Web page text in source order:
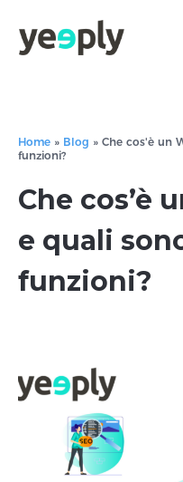
Home » Blog » Che cos'è un
funzioni?
Che cos’è
e quali
funzioni?